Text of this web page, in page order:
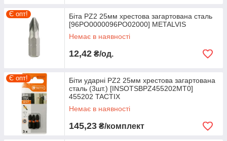
Є опт!
Біта PZ2 25мм хрестова загартована сталь
[96PO0000096PO02000] METALVIS
Немає в наявності
12,42 ₴/од.
Є опт!
Біти ударні PZ2 25мм хрестова загартована
сталь (3шт.) [INSOTSBPZ455202MT0]
455202 TACTIX
Немає в наявності
145,23 ₴/комплект